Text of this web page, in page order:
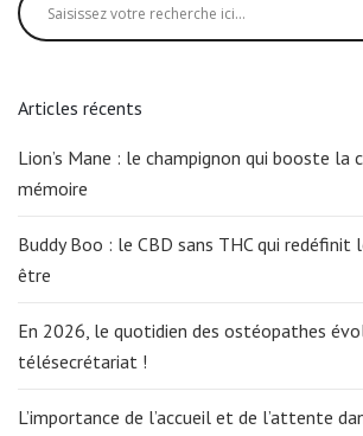
Articles récents
Lion’s Mane : le champignon qui booste
mémoire
Buddy Boo : le CBD sans THC qui redéfinit
être
En 2026, le quotidien des ostéopathes
télésecrétariat !
L’importance de l’accueil et de l’attente